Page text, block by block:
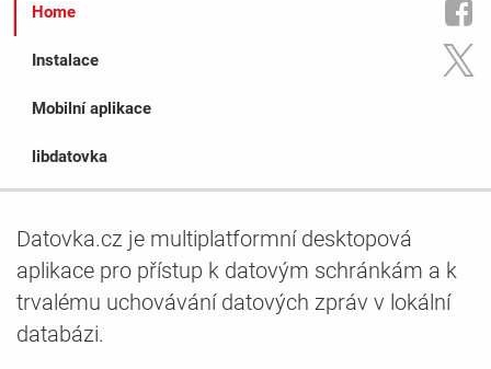
Home
Instalace
Mobilní aplikace
libdatovka
Datovka.cz je multiplatformní desktopová
aplikace pro přístup k datovým schránkám a k
trvalému uchovávání datových zpráv v lokální
databázi.